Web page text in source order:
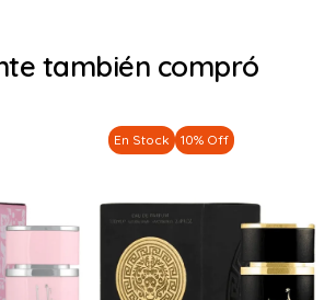
también compró
En Stock 10% Off